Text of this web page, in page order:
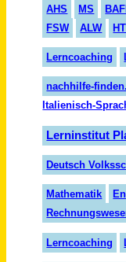
AHS MS
FSW
ALW
Lerncoaching
nachhilfe-
Italienisch-
Lerninstitut
Deutsch
Mathematik
Lerncoaching